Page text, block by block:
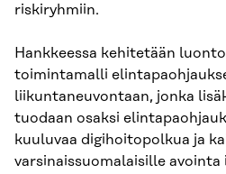
riskiryhmiin.
Hankkeessa kehitetään
toimintamalli
liikuntaneuvontaan, jonka
tuodaan osaksi
kuuluvaa digihoitopolkua ja
varsinaissuomalaisille